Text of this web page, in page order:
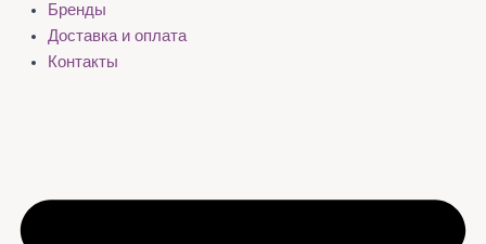
Бренды
Доставка и оплата
Контакты